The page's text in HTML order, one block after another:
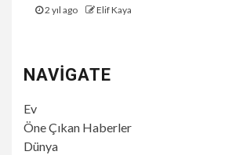
2 yıl ago Elif Kaya
NAVIGATE
Ev
Öne Çıkan Haberler
Dünya